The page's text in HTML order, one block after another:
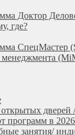
Доктор
где?
СпецМастер
менеджмента
дверей
программ в 2026
занятия/